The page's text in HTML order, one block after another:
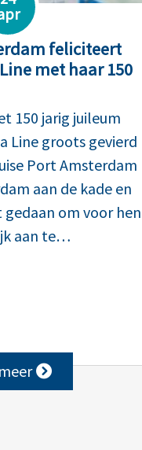
feliciteert
met haar 150
150 jarig juileum
Line groots gevierd
Port Amsterdam
aan de kade en
om voor hen
aan te…